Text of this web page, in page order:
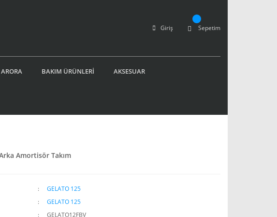
Giriş Sepetim
ARORA BAKIM ÜRÜNLERİ AKSESUAR
Amortisör Takım
GELATO 125
GELATO 125
GELATO12FBV